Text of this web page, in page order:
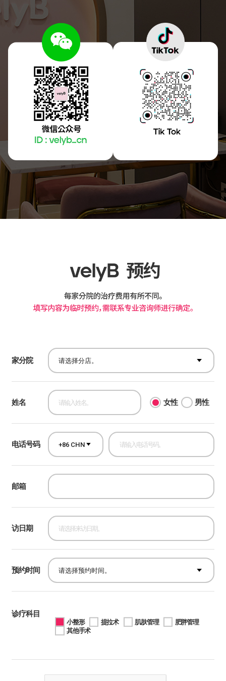
家分院 请选择分店。
姓名 女性 男性
电话号码 +86 CHN
邮箱
访日期
预约时间 请选择预约时间。
诊疗科目
小整形 提拉术 肌肤管理
肥胖管理
其他手术